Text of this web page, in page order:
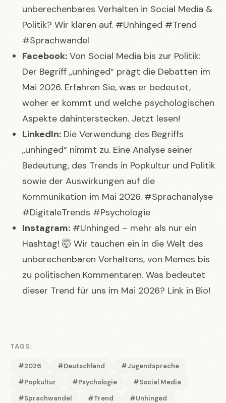
unberechenbares Verhalten in Social Media &
Politik? Wir klären auf. #Unhinged #Trend
#Sprachwandel
Facebook: Von Social Media bis zur Politik:
Der Begriff „unhinged“ prägt die Debatten im
Mai 2026. Erfahren Sie, was er bedeutet,
woher er kommt und welche psychologischen
Aspekte dahinterstecken. Jetzt lesen!
LinkedIn: Die Verwendung des Begriffs
„unhinged“ nimmt zu. Eine Analyse seiner
Bedeutung, des Trends in Popkultur und Politik
sowie der Auswirkungen auf die
Kommunikation im Mai 2026. #Sprachanalyse
#DigitaleTrends #Psychologie
Instagram: #Unhinged – mehr als nur ein
Hashtag! 🤯 Wir tauchen ein in die Welt des
unberechenbaren Verhaltens, von Memes bis
zu politischen Kommentaren. Was bedeutet
dieser Trend für uns im Mai 2026? Link in Bio!
TAGS:
#2026 #Deutschland
#Jugendsprache
#Popkultur
#Psychologie
#Social Media
#Sprachwandel
#Trend
#Unhinged